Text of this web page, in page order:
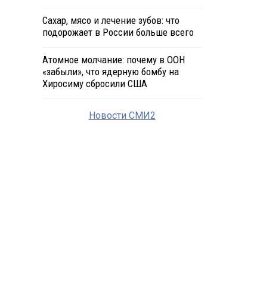
Сахар, мясо и лечение зубов: что
подорожает в России больше всего
Атомное молчание: почему в ООН
«забыли», что ядерную бомбу на
Хиросиму сбросили США
Новости СМИ2